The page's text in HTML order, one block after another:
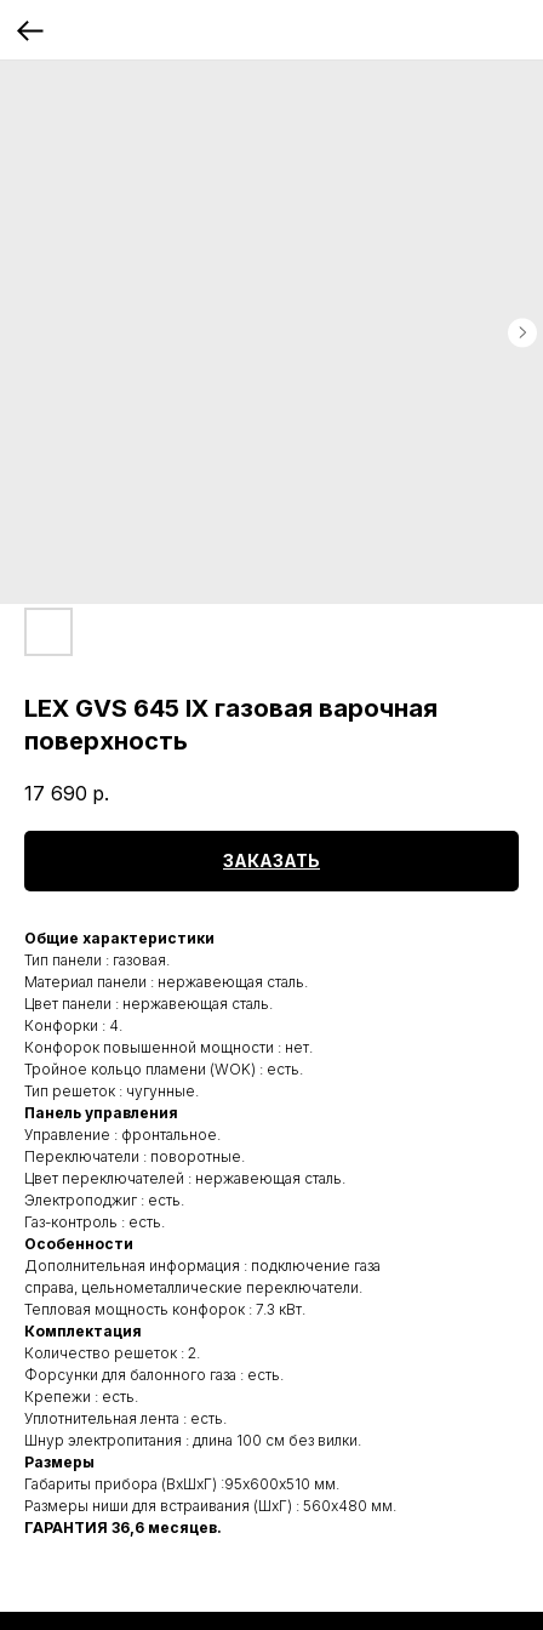
LEX GVS 645 IX газовая варочная
поверхность
17 690 р.
ЗАКАЗАТЬ
Общие характеристики
Тип панели : газовая.
Материал панели : нержавеющая сталь.
Цвет панели : нержавеющая сталь.
Конфорки : 4.
Конфорок повышенной мощности : нет.
Тройное кольцо пламени (WOK) : есть.
Тип решеток : чугунные.
Панель управления
Управление : фронтальное.
Переключатели : поворотные.
Цвет переключателей : нержавеющая сталь.
Электроподжиг : есть.
Газ-контроль : есть.
Особенности
Дополнительная информация : подключение газа
справа, цельнометаллические переключатели.
Тепловая мощность конфорок : 7.3 кВт.
Комплектация
Количество решеток : 2.
Форсунки для балонного газа : есть.
Крепежи : есть.
Уплотнительная лента : есть.
Шнур электропитания : длина 100 см без вилки.
Размеры
Габариты прибора (ВхШхГ) :95х600х510 мм.
Размеры ниши для встраивания (ШхГ) : 560х480 мм.
ГАРАНТИЯ 36,6 месяцев.